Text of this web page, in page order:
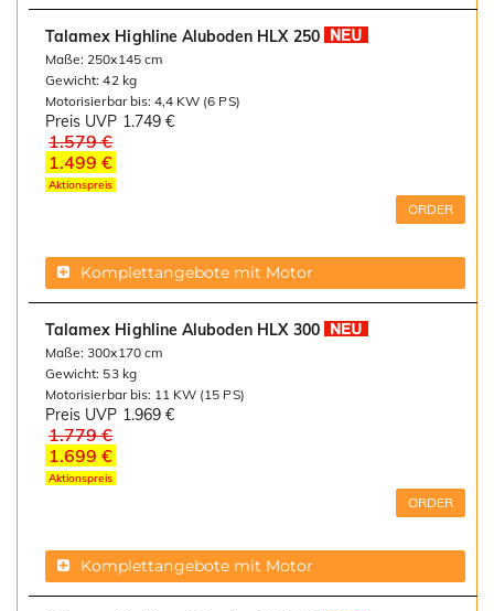
Talamex Highline Aluboden HLX 250
Maße: 250x145 cm
Gewicht: 42 kg
Motorisierbar bis: 4,4 KW (6 PS)
Preis UVP 1.749 €
1.579 €
1.499 €
Aktionspreis
ORDER
Komplettangebote mit Motor
Talamex Highline Aluboden HLX 300
Maße: 300x170 cm
Gewicht: 53 kg
Motorisierbar bis: 11 KW (15 PS)
Preis UVP 1.969 €
1.779 €
1.699 €
Aktionspreis
ORDER
Komplettangebote mit Motor